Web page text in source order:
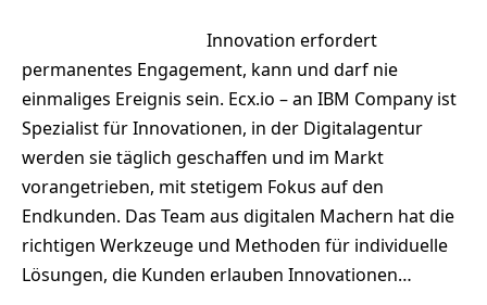
Innovation erfordert
permanentes Engagement, kann und darf nie
einmaliges Ereignis sein. Ecx.io – an IBM Company ist
Spezialist für Innovationen, in der Digitalagentur
werden sie täglich geschaffen und im Markt
vorangetrieben, mit stetigem Fokus auf den
Endkunden. Das Team aus digitalen Machern hat die
richtigen Werkzeuge und Methoden für individuelle
Lösungen, die Kunden erlauben Innovationen…